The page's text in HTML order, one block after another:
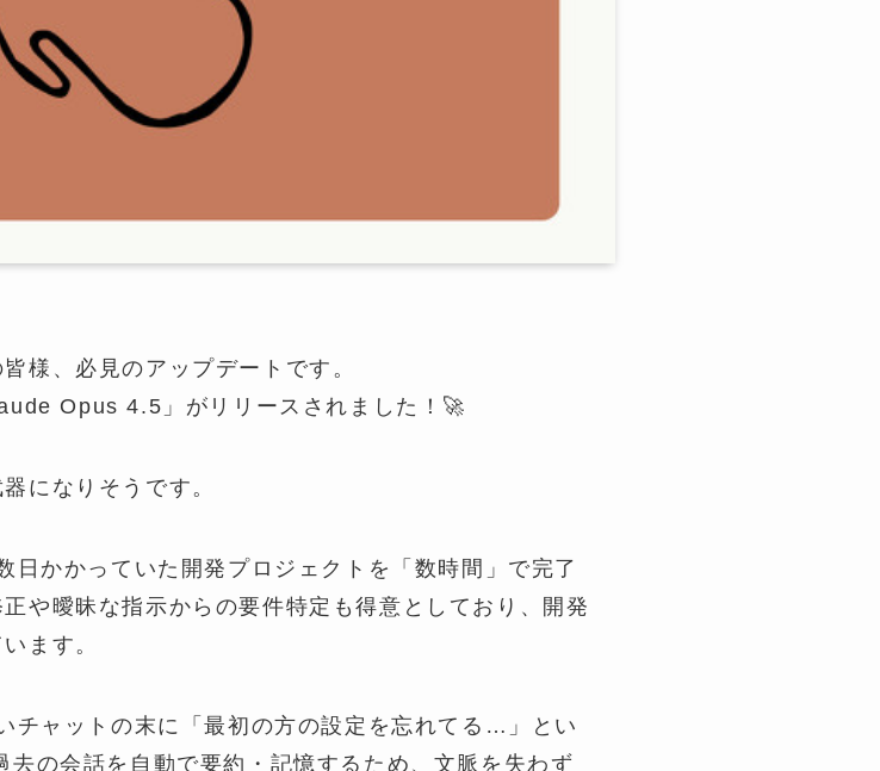
様、必見のアップデートです。
Opus 4.5」がリリースされました！🚀
になりそうです。
日かかっていた開発プロジェクトを「数時間」で完了
や曖昧な指示からの要件特定も得意としており、開発
ます。
チャットの末に「最初の方の設定を忘れてる…」とい
の会話を自動で要約・記憶するため、文脈を失わず